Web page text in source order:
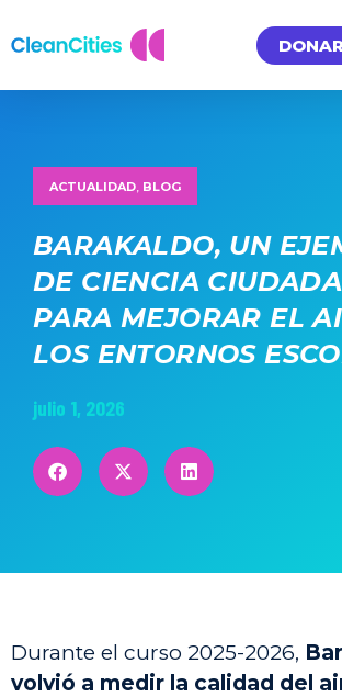
DONAR
ACTUALIDAD, BLOG
BARAKALDO, UN
DE CIENCIA
PARA MEJORAR EL
LOS ENTORNOS
julio 1, 2026
Durante el curso 2025-2026,
volvió a medir la calidad del